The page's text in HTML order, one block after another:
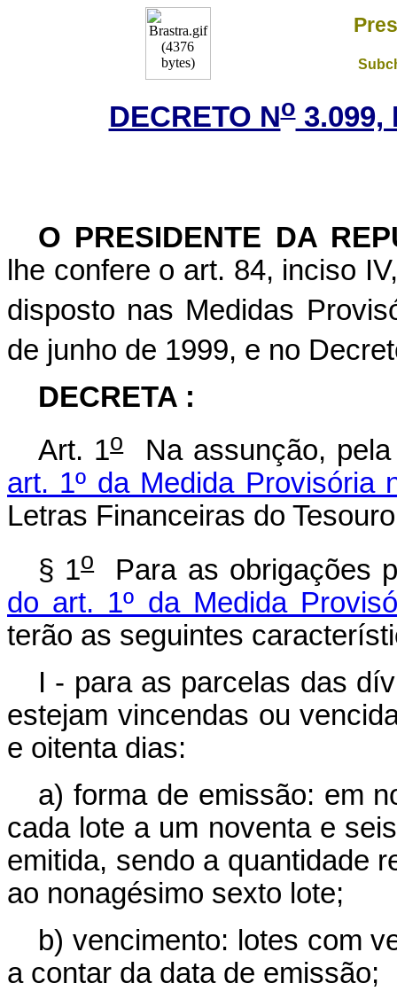
DECRETO No3.099,
O PRESIDENTE DA
lhe confere o art. 84, inciso
disposto nas Medidas
de junho de 1999, e no
DECRETA :
Art. 1oNa assunção, pela
art. 1º da Medida Provisória
Letras Financeiras do
§ 1oPara as obrigações
do art. 1º da Medida
terão as seguintes
I - para as parcelas das
estejam vincendas ou
e oitenta dias:
a) forma de emissão: em
cada lote a um noventa e
emitida, sendo a quantidade
ao nonagésimo sexto lote;
b) vencimento: lotes com
a contar da data de emissão;